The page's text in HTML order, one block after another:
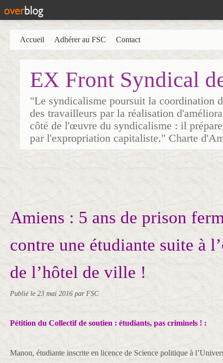
EX Front Syndical
"Le syndicalisme poursuit la coordination
des travailleurs par la réalisation
côté de l'œuvre du syndicalisme : il
par l'expropriation capitaliste." Charte
Accueil Adhérer au FSC Contact
Amiens : 5 ans de prison
contre une étudiante suite à
de l’hôtel de ville !
Publié le 23 mai 2016 par FSC
Pétition du Collectif de soutien : étudiants, pas criminels ! :
Manon, étudiante inscrite en licence de Science politique à